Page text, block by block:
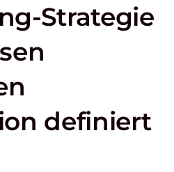
Strategie
definiert